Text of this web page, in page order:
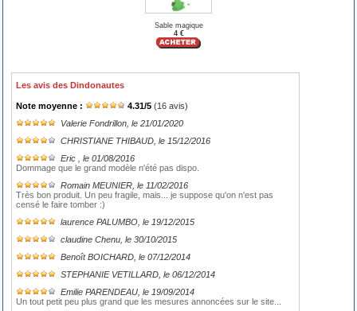
Sable magique
4 €
Les avis des Dindonautes
Note moyenne : 4.31/5 (16 avis)
Valerie Fondrillon , le 21/01/2020
CHRISTIANE THIBAUD , le 15/12/2016
Eric
, le 01/08/2016
Dommage que le grand modèle n'été pas dispo.
Romain MEUNIER , le 11/02/2016
Très bon produit. Un peu fragile, mais... je suppose qu'on n'est pas
censé le faire tomber :)
laurence PALUMBO , le 19/12/2015
claudine Chenu , le 30/10/2015
Benoît BOICHARD , le 07/12/2014
STEPHANIE VETILLARD , le 06/12/2014
Emilie PARENDEAU , le 19/09/2014
Un tout petit peu plus grand que les mesures annoncées sur le site...